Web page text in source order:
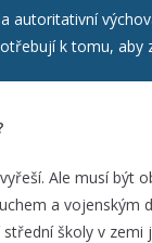
autoritativní
k tomu, aby
Ale musí být
a vojenským
školy v